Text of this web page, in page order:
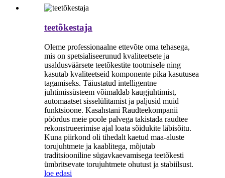
teetõkestaja
Oleme professionaalne ettevõte oma tehasega,
mis on spetsialiseerunud kvaliteetsete ja
usaldusväärsete teetõkestite tootmisele ning
kasutab kvaliteetseid komponente pika kasutusea
tagamiseks. Täiustatud intelligentne
juhtimissüsteem võimaldab kaugjuhtimist,
automaatset sisselülitamist ja paljusid muid
funktsioone. Kasahstani Raudteekompanii
pöördus meie poole palvega takistada raudtee
rekonstrueerimise ajal loata sõidukite läbisõitu.
Kuna piirkond oli tihedalt kaetud maa-aluste
torujuhtmete ja kaablitega, mõjutab
traditsiooniline sügavkaevamisega teetõkesti
ümbritsevate torujuhtmete ohutust ja stabiilsust.
loe edasi